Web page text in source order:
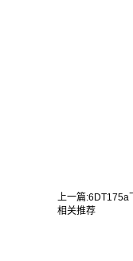
上一篇:6DT175a
相关推荐